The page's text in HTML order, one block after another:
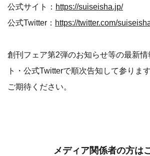
公式サイト： https://suiseisha.jp/
公式Twitter： https://twitter.com/
創刊フェア第2弾のお知らせ等の最新情
ト・公式Twitterで順次告知して参ります
ご期待ください。
メディア関係者の方は